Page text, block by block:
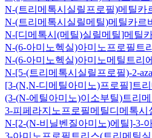
N-(트리메톡시실릴프로필)메틸카
N-(트리메톡시실릴메틸)메틸카르
N-[디메톡시(메틸)실릴메틸]메틸
N-(6-아미노헥실)아미노프로필트
N-(6-아미노헥실)아미노메틸트리
N-[5-(트리메톡시실릴프로필)-2-
[3-(N,N-디메틸아미노)프로필]트
(3-(N-에틸아미노)이소부틸)트리
3-피페라지노프로필메틸디메톡시
N-[2-(N-비닐벤질아미노)에틸]-3-
3-아미노프로필트리스(트리메틸